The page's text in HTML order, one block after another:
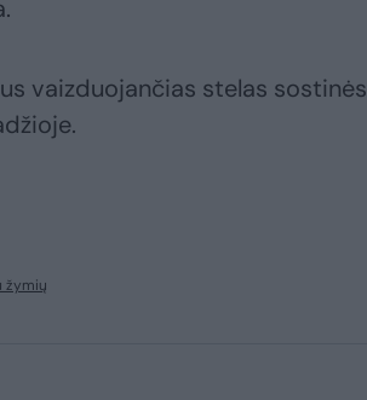
vaizduojančias stelas sostinės
žymių